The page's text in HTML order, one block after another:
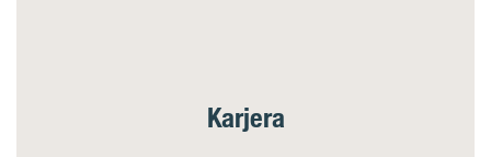
Karjera